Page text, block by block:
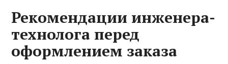
Рекомендации инженера-
технолога перед
оформлением заказа